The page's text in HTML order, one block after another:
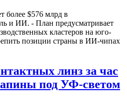
более $576 млрд в
и ИИ. - План предусматривает
кластеров на юго-
позиции страны в ИИ-чипах
линз за час
под УФ-светом